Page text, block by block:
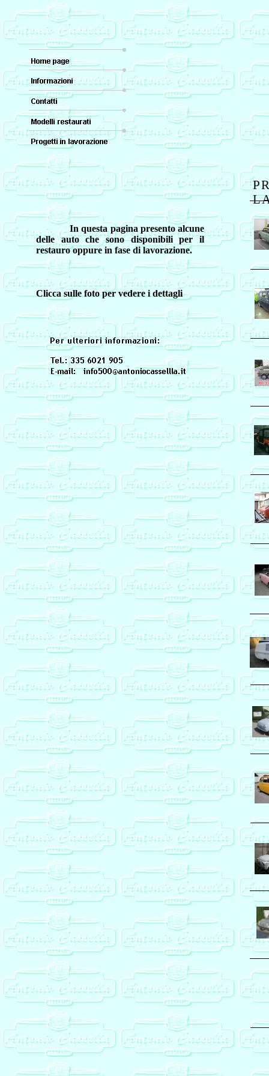
In questa pagina presento alcune
delle auto che sono disponibili per il
restauro oppure in fase di lavorazione.
Clicca sulle foto per vedere i dettagli